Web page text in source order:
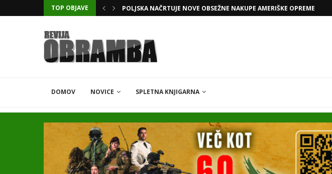
TOP OBJAVE KATARSKI DELNIČAR ZAPLETEL VOLKSWAGNOVE NAČRTE Z RAFAELOM
DOMOV NOVICE SPLETNA KNJIGARNA